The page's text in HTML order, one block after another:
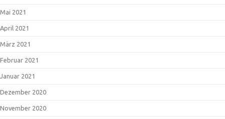
Mai 2021
April 2021
März 2021
Februar 2021
Januar 2021
Dezember 2020
November 2020